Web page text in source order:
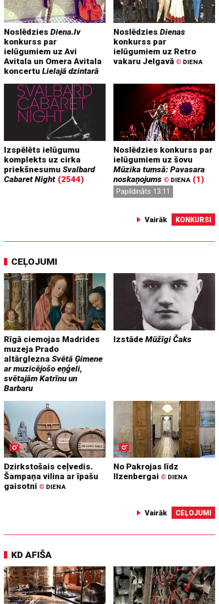
NoslēdziesDiena.lv
konkurss par
ielūgumiem uz Avi
Avitala un Omera Avitala
koncertuLielajā dzintarā
NoslēdziesDienas
konkurss par
ielūgumiem uz Retro
vakaru Jelgavā © DIENA
Izspēlēts ielūgumu
komplekts uz cirka
priekšnesumuSvalbard
Cabaret Night (2544)
Noslēdzies konkurss par
ielūgumiem uz šovu
Mūzika tumsā: Pavasara
noskaņojums © DIENA (1)
Papildināts 13:11
Vairāk KONKURSI
CEĻOJUMI
Rīgā ciemojas Madrides
muzeja Prado
altārgleznaSvētā Ģimene
ar muzicējošo eņģeli,
svētajām Katrīnu un
Barbaru
IzstādeMūžīgi Čaks
Dzirkstošais ceļvedis.
Šampaņa vilina ar īpašu
gaisotni © DIENA
No Pakrojas līdz
Ilzenbergai © DIENA
Vairāk CEĻOJUMI
KD AFIŠA